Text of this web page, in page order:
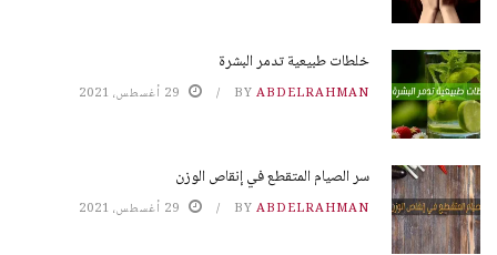
خلطات طبيعية تدمر البشرة
BY ABDELRAHMAN 29 أغسطس، 2021
سر الصيام المتقطع في إنقاص الوزن
BY ABDELRAHMAN 29 أغسطس، 2021